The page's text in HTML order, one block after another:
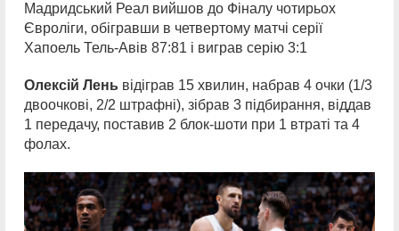
Мадридський Реал вийшов до Фіналу чотирьох
Євроліги, обігравши в четвертому матчі серії
Хапоель Тель-Авів 87:81 і виграв серію 3:1
Олексій Лень відіграв 15 хвилин, набрав 4 очки (1/3
двоочкові, 2/2 штрафні), зібрав 3 підбирання, віддав
1 передачу, поставив 2 блок-шоти при 1 втраті та 4
фолах.